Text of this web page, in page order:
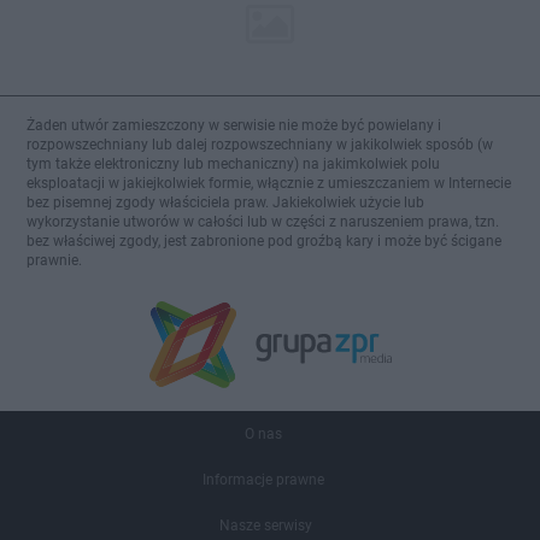
Żaden utwór zamieszczony w serwisie nie może być powielany i
rozpowszechniany lub dalej rozpowszechniany w jakikolwiek sposób (w
tym także elektroniczny lub mechaniczny) na jakimkolwiek polu
eksploatacji w jakiejkolwiek formie, włącznie z umieszczaniem w Internecie
bez pisemnej zgody właściciela praw. Jakiekolwiek użycie lub
wykorzystanie utworów w całości lub w części z naruszeniem prawa, tzn.
bez właściwej zgody, jest zabronione pod groźbą kary i może być ścigane
prawnie.
O nas
Informacje prawne
Nasze serwisy